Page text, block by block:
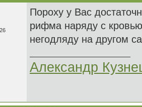
Пороху у Вас
рифма наряду с
негодляду на другом
Александр